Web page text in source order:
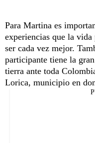
Para Martina es
experiencias que la
ser cada vez mejor.
participante tiene la
tierra ante toda
Lorica, municipio en